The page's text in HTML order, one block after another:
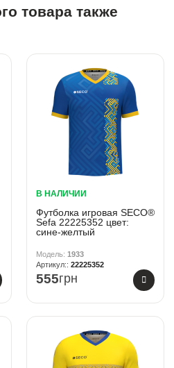
товара также
В НАЛИЧИИ
Футболка игровая SECO®
Sefa 22225352 цвет:
сине-желтый
1933
22225352
555грн